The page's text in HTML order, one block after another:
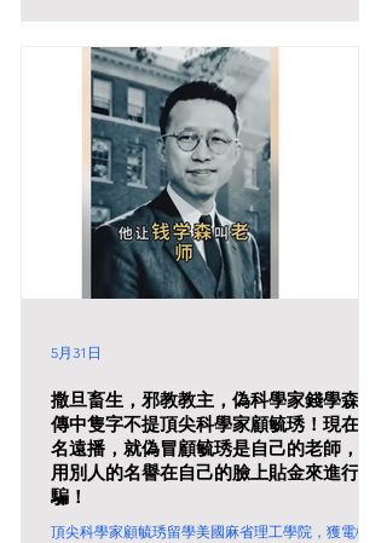
撒旦畜生，邪教教主，偽科學家錢學森自
傳中隻字不提頂尖科學家顧毓琇！現在臭
名遠播，就偽冒顧毓琇是自己的老師，利
用別人的名譽在自己的臉上貼金來進行詐
騙！
頂尖科學家顧毓琇留學美國麻省理工學院，獲電機工
5月31日